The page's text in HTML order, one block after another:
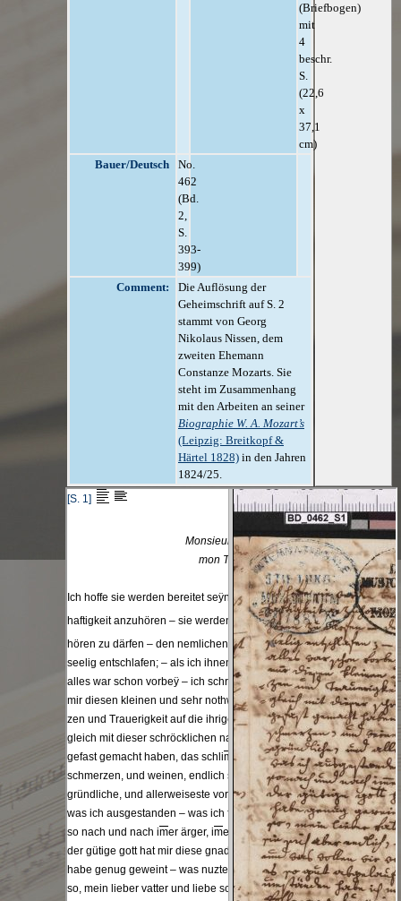
(Briefbogen)
mit
4
beschr.
S.
(22,6
x
37,1
cm)
Bauer/Deutsch
No.
462
(Bd.
2,
S.
393-
399)
Comment:
Die Auflösung der
Geheimschrift auf S. 2
stammt von Georg
Nikolaus Nissen, dem
zweiten Ehemann
Constanze Mozarts. Sie
steht im Zusammenhang
mit den Arbeiten an seiner
Biographie W. A. Mozart’s
(Leipzig: Breitkopf &
Härtel 1828) in den Jahren
1824/25.